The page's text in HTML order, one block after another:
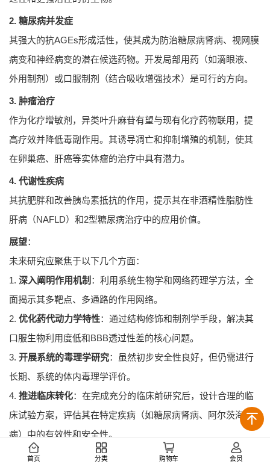
2. 糖尿病并发症
其强大的抗AGEs形成活性，使其成为防治糖尿病肾病、视网膜
病变和神经病变的潜在候选药物。开发局部用药（如滴眼液、
外用制剂）或口服制剂（结合吸收增强技术）是可行的方向。
3. 肿瘤治疗
作为化疗增敏剂，异类叶升麻苷有望与现有化疗药物联用，提
高疗效并降低毒副作用。其诱导凋亡和抑制增殖的机制，使其
在卵巢癌、肝癌等实体瘤的治疗中具有潜力。
4. 代谢性疾病
其抗肥胖和改善胰岛素抵抗的作用，提示其在非酒精性脂肪性
肝病（NAFLD）和2型糖尿病治疗中的应用价值。
展望：
未来研究应聚焦于以下几个方面：
1. 深入阐明作用机制 ：利用系统生物学和网络药理学方法，全
面揭示其多靶点、多通路的作用网络。
2. 优化药代动力学特性：通过结构修饰和制剂学手段，解决其
口服生物利用度低和BBB透过性差的核心问题。
3. 开展系统的毒理学研究：虽然初步安全性良好，但仍需进行
长期、系统的体内毒理学评价。
4. 推进临床转化：在完成充分的临床前研究后，设计合理的临
床试验方案，评估其在特定疾病（如糖尿病肾病、阿尔茨海默
病）中的有效性和安全性。
结语首页 分类 购物车 会员